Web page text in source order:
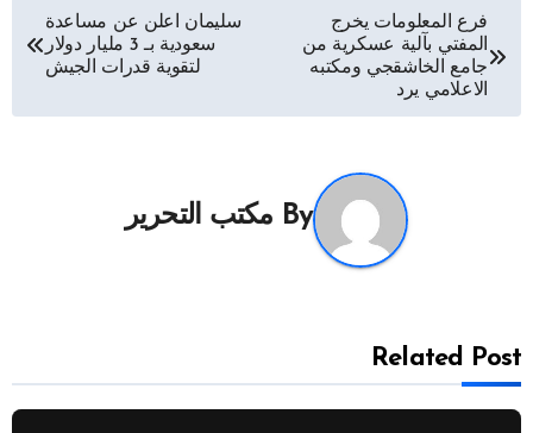
تصفّح
المقالات
فرع المعلومات يخرج
المفتي بآلية عسكرية من
جامع الخاشقجي ومكتبه
الاعلامي يرد
سليمان اعلن عن مساعدة
سعودية بـ 3 مليار دولار
لتقوية قدرات الجيش
By مكتب التحرير
Related Post